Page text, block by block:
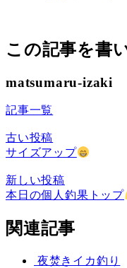
ー
この記事を書
matsumaru-izaki
記事一覧
古い投稿
サイズアップ
新しい投稿
本日の個人釣果トップ
関連記事
夜焚きイカ釣り